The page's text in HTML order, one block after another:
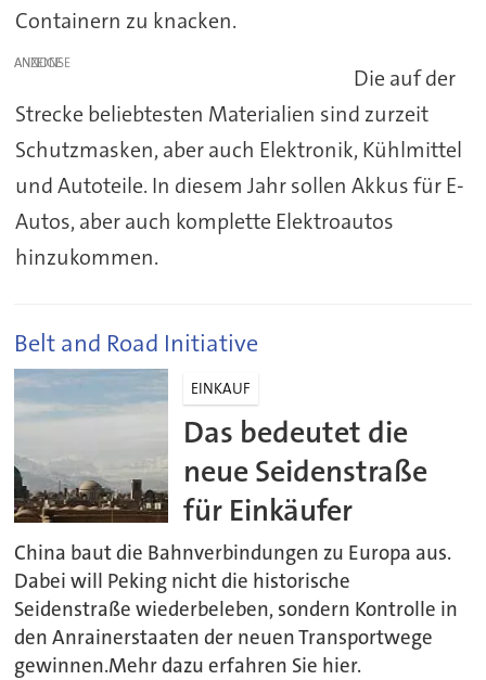
Containern zu knacken.
ANZEIGE
Die auf der
Strecke beliebtesten Materialien sind zurzeit
Schutzmasken, aber auch Elektronik, Kühlmittel
und Autoteile. In diesem Jahr sollen Akkus für E-
Autos, aber auch komplette Elektroautos
hinzukommen.
Belt and Road Initiative
EINKAUF
Das bedeutet die
neue Seidenstraße
für Einkäufer
China baut die Bahnverbindungen zu Europa aus.
Dabei will Peking nicht die historische
Seidenstraße wiederbeleben, sondern Kontrolle in
den Anrainerstaaten der neuen Transportwege
gewinnen.Mehr dazu erfahren Sie hier.